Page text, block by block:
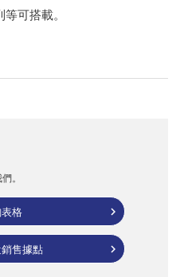
可搭載。
。
格
售據點